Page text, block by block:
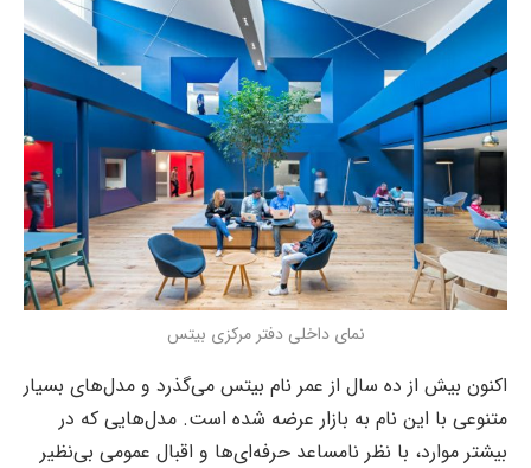
نمای داخلی دفتر مرکزی بیتس
اکنون بیش از ده سال از عمر نام بیتس می‌گذرد و مدل‌های بسیار
متنوعی با این نام به بازار عرضه شده است. مدل‌هایی که در
بیشتر موارد، با نظر نامساعد حرفه‌ای‌ها و اقبال عمومی بی‌نظیر